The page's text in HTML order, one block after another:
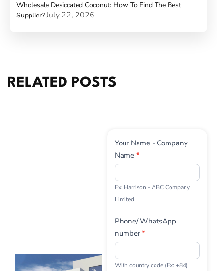
Wholesale Desiccated Coconut: How To Find The Best
Supplier? July 22, 2026
RELATED POSTS
Contact
Us
Your Name - Company
Name *
Ex: Harrison - ABC Company
Limited
Phone/ WhatsApp
number*
With country code (Ex: +84)